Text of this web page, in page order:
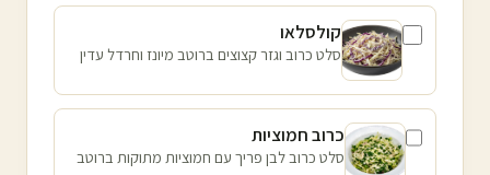
קולסלאו
סלט כרוב וגזר קצוצים ברוטב מיונז וחרדל עדין
כרוב חמוציות
סלט כרוב לבן פריך עם חמוציות מתוקות ברוטב